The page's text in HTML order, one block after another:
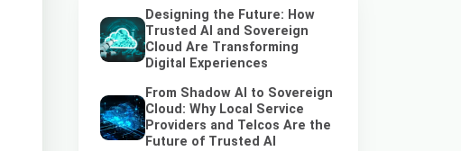
Designing the Future: How
Trusted AI and Sovereign
Cloud Are Transforming
Digital Experiences
From Shadow AI to Sovereign
Cloud: Why Local Service
Providers and Telcos Are the
Future of Trusted AI